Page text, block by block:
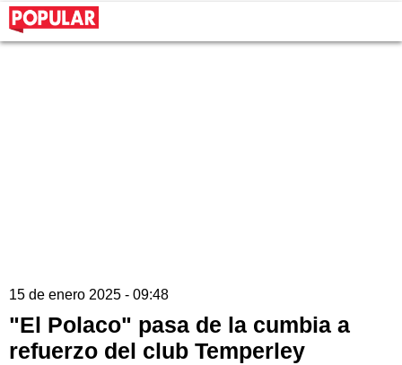
15 de enero 2025 - 09:48
"El Polaco" pasa de la cumbia a
refuerzo del club Temperley